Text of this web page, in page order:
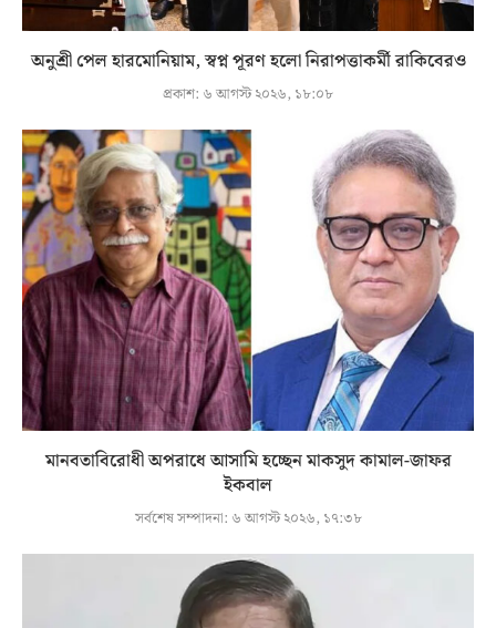
অনুশ্রী পেল হারমোনিয়াম, স্বপ্ন পূরণ হলো নিরাপত্তাকর্মী রাকিবেরও
প্রকাশ: ৬ আগস্ট ২০২৬, ১৮:০৮
মানবতাবিরোধী অপরাধে আসামি হচ্ছেন মাকসুদ কামাল-জাফর
ইকবাল
সর্বশেষ সম্পাদনা: ৬ আগস্ট ২০২৬, ১৭:৩৮